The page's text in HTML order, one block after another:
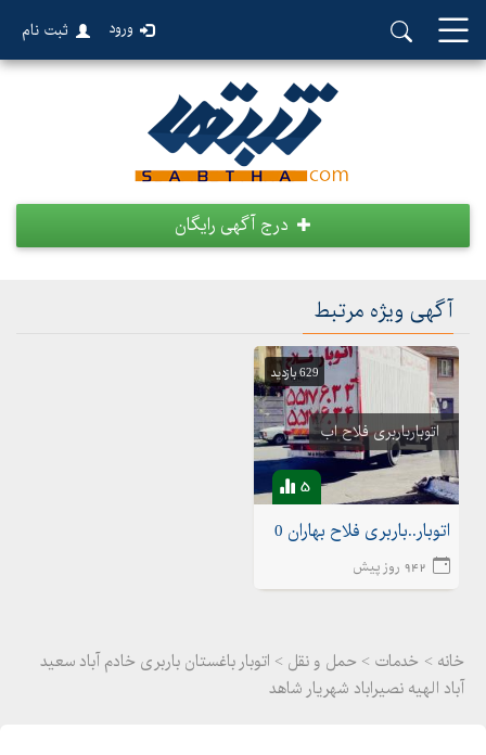
ورود ثبت نام
درج آگهی رایگان
آگهی ویژه مرتبط
629 بازدید
اتوبارباربری فلاح اب
5
اتوبار..باربری فلاح بهاران 02155175020اتوبار شهرک ولیعصر
942 روز پیش
خانه > خدمات > حمل و نقل > اتوبار باغستان باربری خادم آباد سعید
آباد الهیه نصیراباد شهریار شاهد